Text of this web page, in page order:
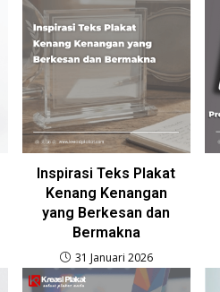
Inspirasi Teks Plakat
Kenang Kenangan
yang Berkesan dan
Bermakna
31 Januari 2026